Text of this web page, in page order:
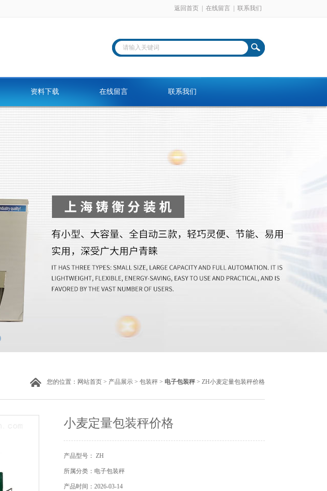
返回首页 在线留言 联系我们
资料下载 在线留言 联系我们
您的位置： 网站首页 > 产品展示 > 包装秤 > 电子包装秤> ZH小麦定量包装秤价格
小麦定量包装秤价格
产品型号： ZH
所属分类：电子包装秤
产品时间：2026-03-14